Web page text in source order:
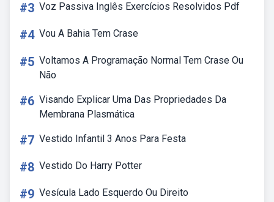
#3 Voz Passiva Inglês Exercícios Resolvidos Pdf
#4 Vou A Bahia Tem Crase
#5 Voltamos A Programação Normal Tem Crase Ou
Não
#6 Visando Explicar Uma Das Propriedades Da
Membrana Plasmática
#7 Vestido Infantil 3 Anos Para Festa
#8 Vestido Do Harry Potter
#9 Vesícula Lado Esquerdo Ou Direito